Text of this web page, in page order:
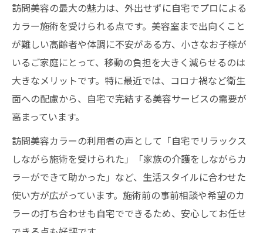
訪問美容の最大の魅力は、外出せずに自宅でプロによる
カラー施術を受けられる点です。美容室まで出向くこと
が難しい高齢者や体調に不安がある方、小さなお子様が
いるご家庭にとって、移動の負担を大きく減らせるのは
大きなメリットです。特に最近では、コロナ禍など衛生
面への配慮から、自宅で完結する美容サービスの需要が
高まっています。
訪問美容カラーの利用者の声として「自宅でリラックス
しながら施術を受けられた」「家族の介護をしながらカ
ラーができて助かった」など、生活スタイルに合わせた
使い方が広がっています。施術前の事前相談や希望のカ
ラーの打ち合わせも自宅でできるため、安心してお任せ